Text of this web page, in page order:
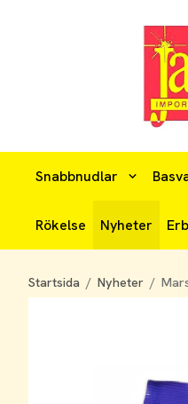
Snabbnudlar
Rökelse Nyheter
Startsida / Nyheter /